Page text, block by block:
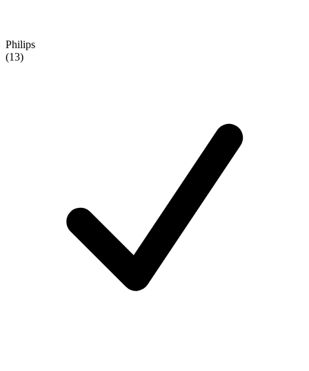
Philips
(13)